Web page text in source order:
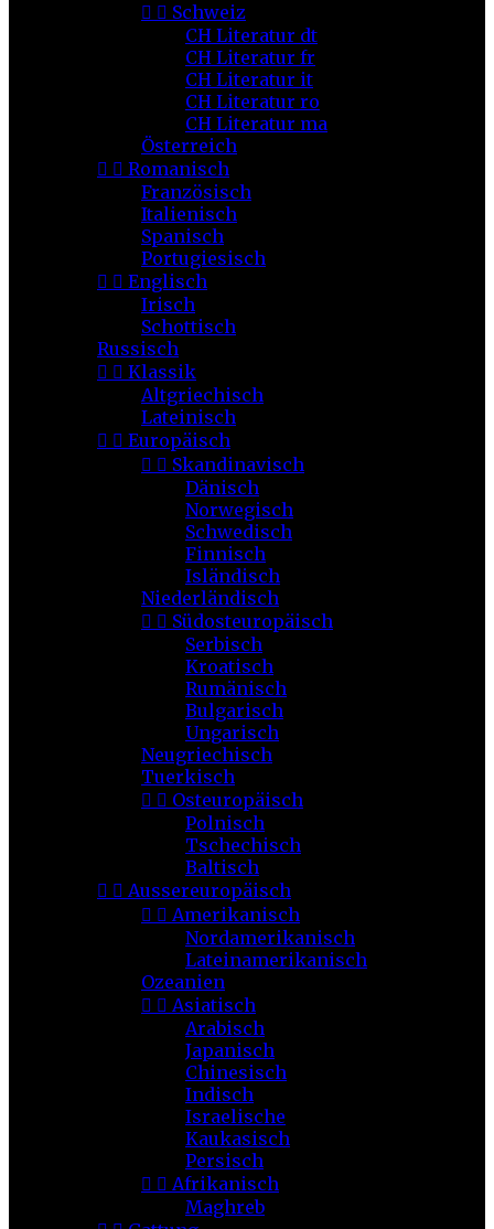
  Schweiz
CH Literatur dt
CH Literatur fr
CH Literatur it
CH Literatur ro
CH Literatur ma
Österreich
  Romanisch
Französisch
Italienisch
Spanisch
Portugiesisch
  Englisch
Irisch
Schottisch
Russisch
  Klassik
Altgriechisch
Lateinisch
  Europäisch
  Skandinavisch
Dänisch
Norwegisch
Schwedisch
Finnisch
Isländisch
Niederländisch
  Südosteuropäisch
Serbisch
Kroatisch
Rumänisch
Bulgarisch
Ungarisch
Neugriechisch
Tuerkisch
  Osteuropäisch
Polnisch
Tschechisch
Baltisch
  Aussereuropäisch
  Amerikanisch
Nordamerikanisch
Lateinamerikanisch
Ozeanien
  Asiatisch
Arabisch
Japanisch
Chinesisch
Indisch
Israelische
Kaukasisch
Persisch
  Afrikanisch
Maghreb